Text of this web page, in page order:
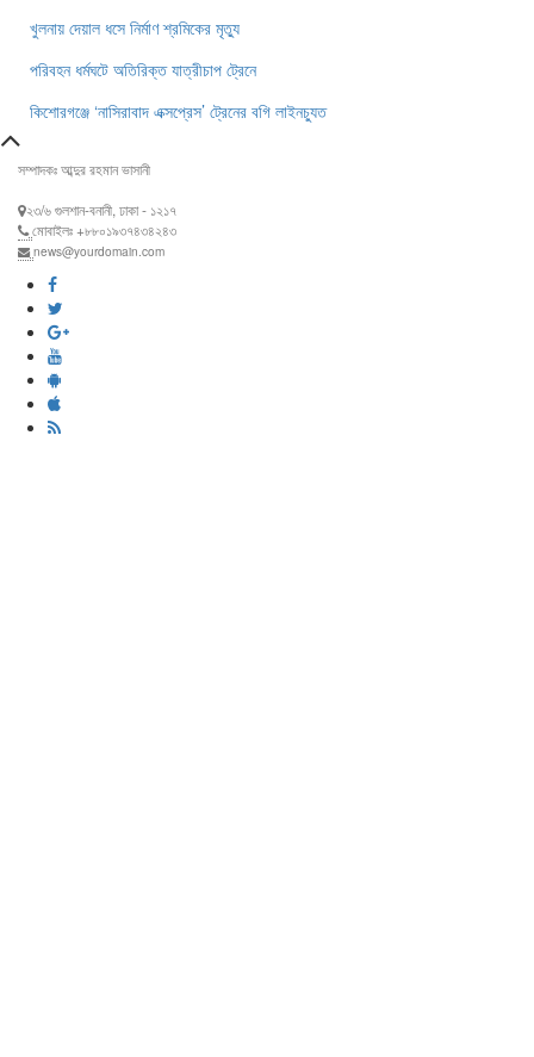
খুলনায় দেয়াল ধসে নির্মাণ শ্রমিকের মৃত্যু
পরিবহন ধর্মঘটে অতিরিক্ত যাত্রীচাপ ট্রেনে
কিশোরগঞ্জে ‘নাসিরাবাদ এক্সপ্রেস’ ট্রেনের বগি লাইনচ্যুত
সম্পাদকঃ আব্দুর রহমান ভাসানী
২৩/৬ গুলশান-বনানী, ঢাকা - ১২১৭
মোবাইলঃ +৮৮০১৯৩৭৪৩৪২৪৩
news@yourdomain.com